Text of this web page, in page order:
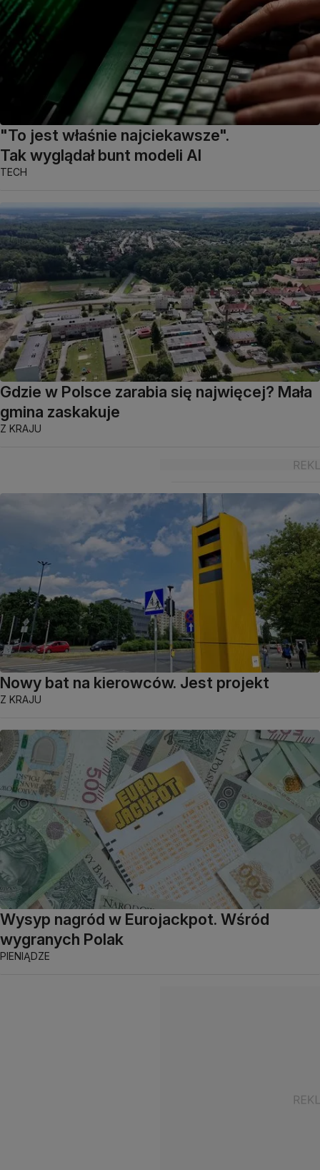
"To jest właśnie najciekawsze".
Tak wyglądał bunt modeli AI
TECH
Gdzie w Polsce zarabia się najwięcej? Mała
gmina zaskakuje
Z KRAJU
Nowy bat na kierowców. Jest projekt
Z KRAJU
Wysyp nagród w Eurojackpot. Wśród
wygranych Polak
PIENIĄDZE